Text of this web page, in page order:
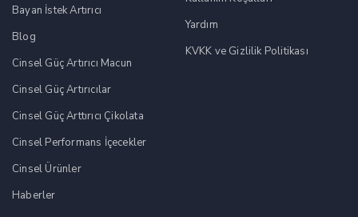
Bayan İstek Artırıcı
Blog
Cinsel Güç Artırıcı Macun
Cinsel Güç Artırıcılar
Cinsel Güç Arttırıcı Çikolata
Cinsel Performans İçecekler
Cinsel Ürünler
Haberler
Yardım
KVKK ve Gizlilik Politikası